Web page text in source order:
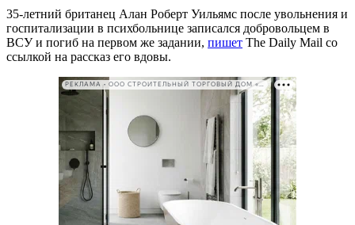
35-летний британец Алан Роберт Уильямс после увольнения и
госпитализации в психбольнице записался добровольцем в
ВСУ и погиб на первом же задании, пишет The Daily Mail со
ссылкой на рассказ его вдовы.
РЕКЛАМА • ООО СТРОИТЕЛЬНЫЙ ТОРГОВЫЙ ДОМ «ПЕТРОВИЧ». ИНН: 7802348846